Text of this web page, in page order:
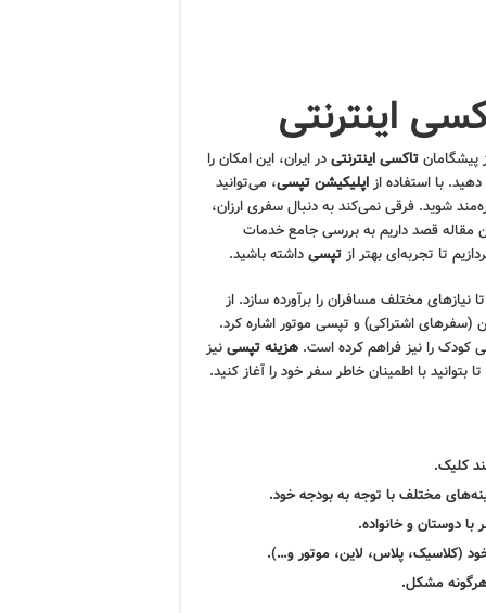
اینترنتی
پیشگامانتاکسی اینترنتیدر ایران، این امکان را
دهید. با استفاده ازاپلیکیشن تپسی، می‌توانید
شوید. فرقی نمی‌کند به دنبال سفری ارزان،
مقاله قصد داریم به بررسی جامع خدمات
تا تجربه‌ای بهتر ازتپسیداشته باشید.
مختلف مسافران را برآورده سازد. از
اشتراکی) و تپسی موتور اشاره کرد.
کودک را نیز فراهم کرده است. هزینه تپسینیز
با اطمینان خاطر سفر خود را آغاز کنید.
کلیک.
مختلف با توجه به بودجه خود.
با دوستان و خانواده.
(کلاسیک، پلاس، لاین، موتور و…).
مشکل.